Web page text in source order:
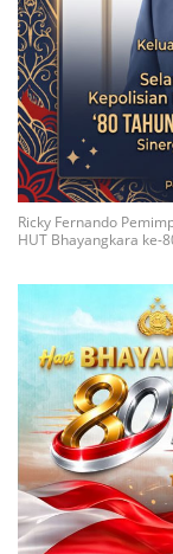
Ricky Fernando
HUT Bhayangkara ke-